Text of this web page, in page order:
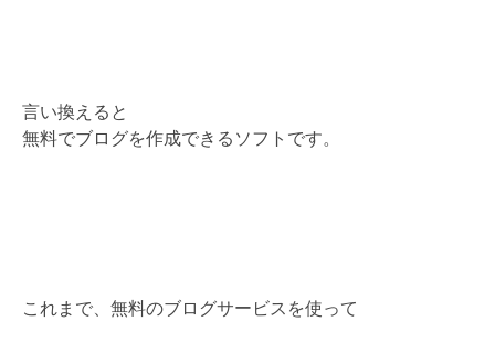
言い換えると
無料でブログを作成できるソフトです。
これまで、無料のブログサービスを使って